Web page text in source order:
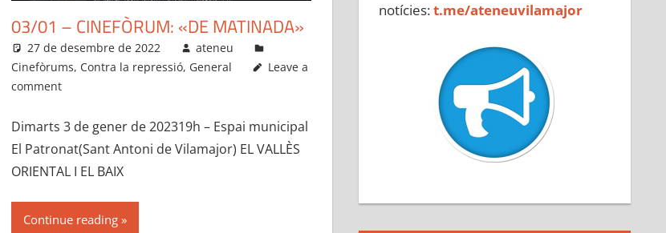
03/01 – CINEFÒRUM: «DE MATINADA»
27 de desembre de 2022
ateneu
Cinefòrums, Contra la repressió, General
Leave a
comment
Dimarts 3 de gener de 202319h – Espai municipal
El Patronat(Sant Antoni de Vilamajor) EL VALLÈS
ORIENTAL I EL BAIX
Continue reading
notícies:t.me/ateneuvilamajor